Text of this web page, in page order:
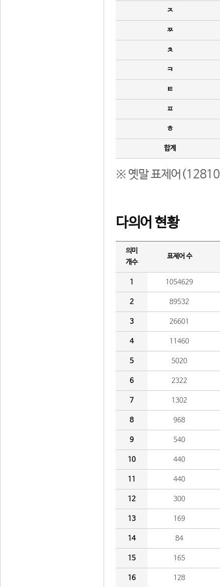
ㅈ
ㅉ
ㅊ
ㅋ
ㅌ
ㅍ
ㅎ
합계
※ 옛말 표제어(12810
다의어 현황
의미
개수
표제어 수
1 1054629
2 89532
3 26601
4 11460
5 5020
6 2322
7 1302
8 968
9 540
10 440
11 440
12 300
13 169
14 84
15 165
16 128